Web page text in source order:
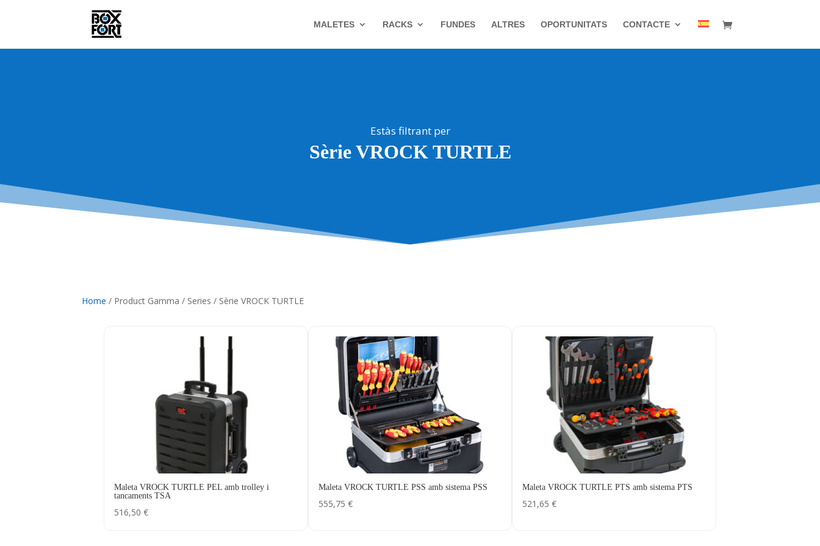
MALETES RACKS FUNDES ALTRES OPORTUNITATS CONTACTE
Estàs filtrant per
Sèrie VROCK TURTLE
Home / Product Gamma / Series / Sèrie VROCK TURTLE
Maleta VROCK TURTLE PEL amb trolley i
tancaments TSA
516,50€
Maleta VROCK TURTLE PSS amb sistema PSS
555,75 €
Maleta VROCK TURTLE PTS amb sistema PTS
521,65€